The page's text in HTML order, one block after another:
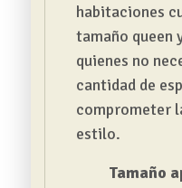
habitaciones
tamaño queen
quienes no
cantidad de
comprometer
estilo.
Tamaño